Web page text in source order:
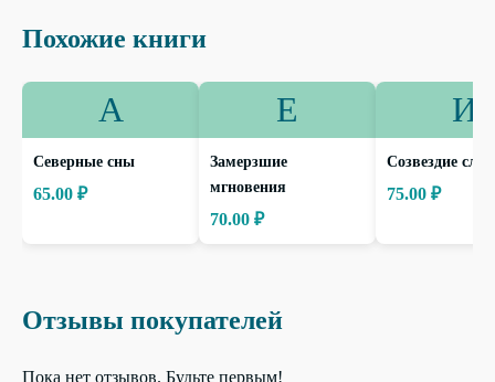
Похожие книги
А
Северные сны
65.00 ₽
Е
Замерзшие
мгновения
70.00 ₽
И
Созвездие слов
75.00 ₽
Отзывы покупателей
Пока нет отзывов. Будьте первым!